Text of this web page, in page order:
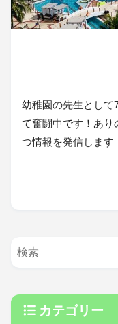
幼稚園の先生として
て奮闘中です！あり
つ情報を発信します
カテゴリー